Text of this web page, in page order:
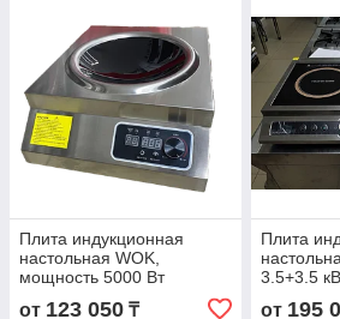
Плита индукционная
настольная WOK,
мощность 5000 Вт
от 123 050 ₸
Плита
3.5+3.5
от 195